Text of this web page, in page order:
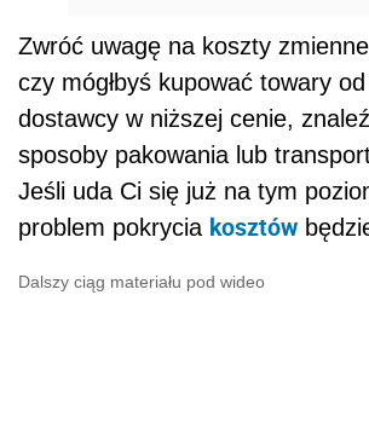
Zwróć uwagę na koszty
czy mógłbyś kupować towary
dostawcy w niższej cenie,
sposoby pakowania lub
Jeśli uda Ci się już na tym
problem pokrycia kosztów
Dalszy ciąg materiału pod wideo